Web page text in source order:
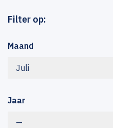
Filter op:
Maand
Juli
Jaar
—